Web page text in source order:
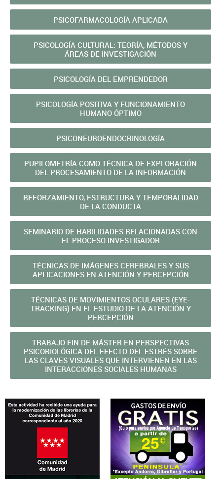
PSICOFARMACOLOGÍA APLICADA
PSICOLOGÍA CULTURAL: TEORÍA, MÉTODOS Y
ÁREAS DE INVESTIGACIÓN
PSICOLOGÍA DEL EMPRENDEDOR
PSICOLOGÍA POSITIVA Y FUNCIONAMIENTO
HUMANO ÓPTIMO
PSICONEUROENDOCRINOLOGÍA
PUPILOMETRÍA COMO TÉCNICA DE EXPLORACIÓN
DEL PROCESAMIENTO DE LA INFORMACIÓN
REFORZAMIENTO, ESTRUCTURA Y TEMPORALIDAD
DE LA CONDUCTA
SEMINARIO DE HABILIDADES RELACIONADAS CON
EL PROCESO INVESTIGADOR
TÉCNICAS DE IMÁGENES CEREBRALES Y SUS
APLICACIONES EN ATENCIÓN Y PERCEPCIÓN
TÉCNICAS DE MOVIMIENTOS OCULARES (EYE-
TRACKING) EN EL ESTUDIO DE LA ATENCIÓN Y
PERCEPCIÓN
TRABAJO FIN DE MÁSTER EN PERSPECTIVAS
PSICOBIOLÓGICA DEL EFECTO DEL ESTRÉS SOBRE
LAS CLAVES VISUALES QUE INTERVIENEN EN LAS
INTERACCIONES SOCIALES HUMANAS